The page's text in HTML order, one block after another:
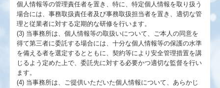
個人情報等の管理責任者を置き、特に、特定個人情報を取り扱う
場合には、事務取扱責任者及び事務取扱担当者を置き、適切な管
理と従業者に対する定期的な研修を行います。
(3) 当事務所は、個人情報等の取扱いについて、ご本人の同意を
得て第三者に委託する場合には、十分な個人情報等の保護の水準
を備える者を選定するとともに、契約等により安全管理措置を講
じるよう定めた上で、委託先に対する必要かつ適切な監督を行い
ます。
(4) 当事務所は、ご提供いただいた個人情報について、あらかじ